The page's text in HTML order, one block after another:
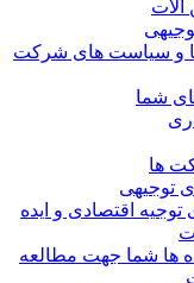
و سیاست های شرکت
شما
ها
توجیهی
اقتصادی و ایده
ها شما جهت مطالعه